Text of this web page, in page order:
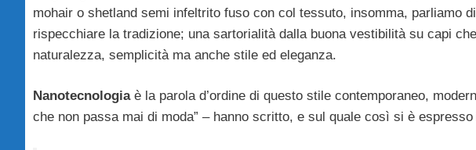
mohair o shetland semi infeltrito fuso con col tessuto, insomma, parliamo
rispecchiare la tradizione; una sartorialità dalla buona vestibilità su capi
naturalezza, semplicità ma anche stile ed eleganza.
Nanotecnologiaè la parola d’ordine di questo stile contemporaneo,
che non passa mai di moda” – hanno scritto, e sul quale così si è